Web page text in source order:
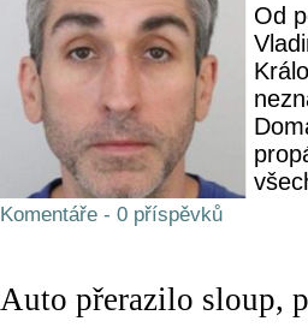
Od
Komentáře - 0 příspěvků
Auto přerazilo sloup,